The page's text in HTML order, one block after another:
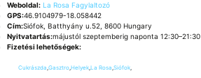
Weboldal: La Rosa Fagylaltozó
GPS:46.9104979-18.058442
Cím:Siófok, Batthyány u.52, 8600 Hungary
Nyitvatartás:májustól szeptemberig naponta 12:30–21:30
Fizetési lehetőségek:
Cukrászda,Gasztro,Helyek,La Rosa,Siófok,